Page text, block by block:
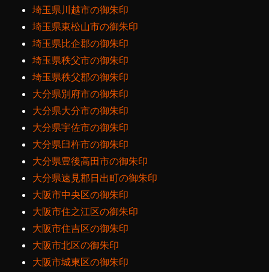
埼玉県川越市の御朱印
埼玉県東松山市の御朱印
埼玉県比企郡の御朱印
埼玉県秩父市の御朱印
埼玉県秩父郡の御朱印
大分県別府市の御朱印
大分県大分市の御朱印
大分県宇佐市の御朱印
大分県臼杵市の御朱印
大分県豊後高田市の御朱印
大分県速見郡日出町の御朱印
大阪市中央区の御朱印
大阪市住之江区の御朱印
大阪市住吉区の御朱印
大阪市北区の御朱印
大阪市城東区の御朱印